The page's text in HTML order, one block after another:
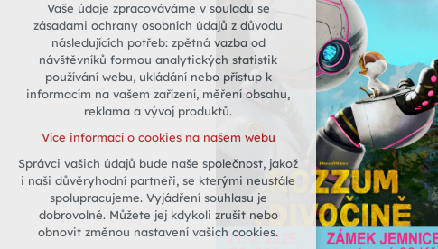
Technická cookies
nutná pro provozování webu
udržení kontextu stránek (session):
případná přihlášení, volby jazyka, apod.
Volitelná cookies
vyhodnocení návštěvnosti
marketingová cookies (Google)
Více informací o cookies na našem webu
Vaše údaje zpracováváme v souladu se
zásadami ochrany osobních údajů z důvodu
následujících potřeb: zpětná vazba od
návštěvníků formou analytických statistik
používání webu, ukládání nebo přístup k
informacím na vašem zařízení, měření obsahu,
reklama a vývoj produktů.
Více informací o cookies na našem webu
Správci vašich údajů bude naše společnost, jakož
i naši důvěryhodní partneři, se kterými neustále
spolupracujeme. Vyjádření souhlasu je
dobrovolné. Můžete jej kdykoli zrušit nebo
obnovit změnou nastavení vašich cookies.